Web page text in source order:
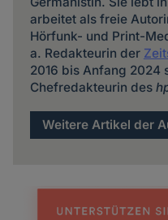
arbeitet als freie
Hörfunk- und Print-
a. Redakteurin der
2016 bis Anfang 2024
Chefredakteurin des
Weitere Artikel der